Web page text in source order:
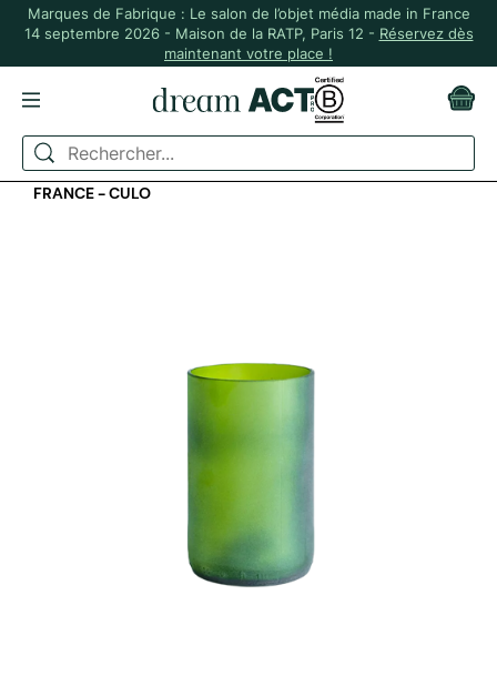
Marques de Fabrique : Le salon de l’objet média made in France
14 septembre 2026 - Maison de la RATP, Paris 12 - Réservez dès
maintenant votre place !
ACCUEIL ARTS DE LA TABLE
LOT DE 4 VERRES À COCKTAIL UPCYCLÉ MADE IN
FRANCE - CULO